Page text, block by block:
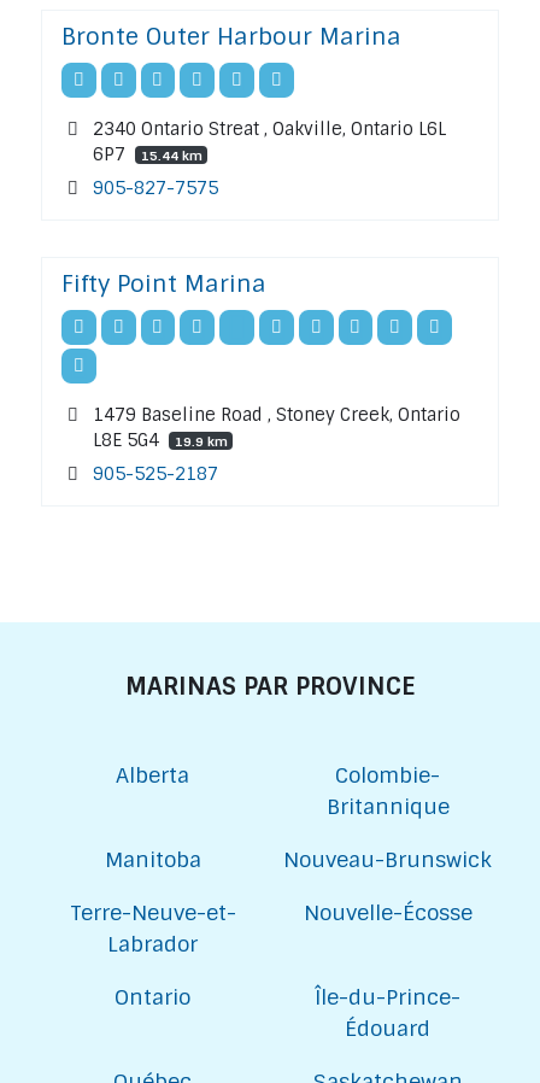
Bronte Outer Harbour Marina
2340 Ontario Streat , Oakville, Ontario L6L
6P7
15.44 km
905-827-7575
Fifty Point Marina
1479 Baseline Road , Stoney Creek, Ontario
L8E 5G4
19.9 km
905-525-2187
MARINAS PAR PROVINCE
Alberta
Colombie-
Britannique
Manitoba
Nouveau-Brunswick
Terre-Neuve-et-
Labrador
Nouvelle-Écosse
Ontario
Île-du-Prince-
Édouard